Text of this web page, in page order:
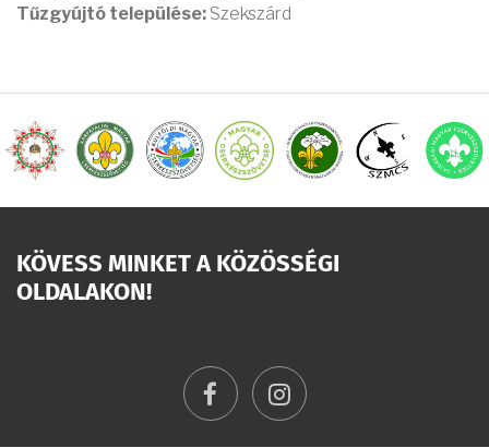
Tűzgyújtó települése: Szekszárd
KÖVESS MINKET A KÖZÖSSÉGI
OLDALAKON!
facebookinstagram